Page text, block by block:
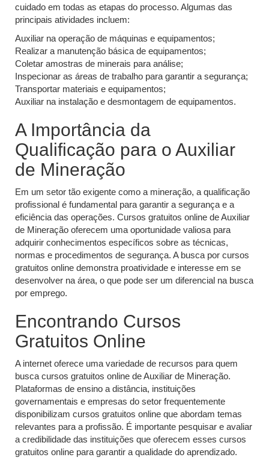
cuidado em todas as etapas do processo. Algumas das
principais atividades incluem:
Auxiliar na operação de máquinas e equipamentos;
Realizar a manutenção básica de equipamentos;
Coletar amostras de minerais para análise;
Inspecionar as áreas de trabalho para garantir a segurança;
Transportar materiais e equipamentos;
Auxiliar na instalação e desmontagem de equipamentos.
A Importância da
Qualificação para o Auxiliar
de Mineração
Em um setor tão exigente como a mineração, a qualificação
profissional é fundamental para garantir a segurança e a
eficiência das operações. Cursos gratuitos online de Auxiliar
de Mineração oferecem uma oportunidade valiosa para
adquirir conhecimentos específicos sobre as técnicas,
normas e procedimentos de segurança. A busca por cursos
gratuitos online demonstra proatividade e interesse em se
desenvolver na área, o que pode ser um diferencial na busca
por emprego.
Encontrando Cursos
Gratuitos Online
A internet oferece uma variedade de recursos para quem
busca cursos gratuitos online de Auxiliar de Mineração.
Plataformas de ensino a distância, instituições
governamentais e empresas do setor frequentemente
disponibilizam cursos gratuitos online que abordam temas
relevantes para a profissão. É importante pesquisar e avaliar
a credibilidade das instituições que oferecem esses cursos
gratuitos online para garantir a qualidade do aprendizado.